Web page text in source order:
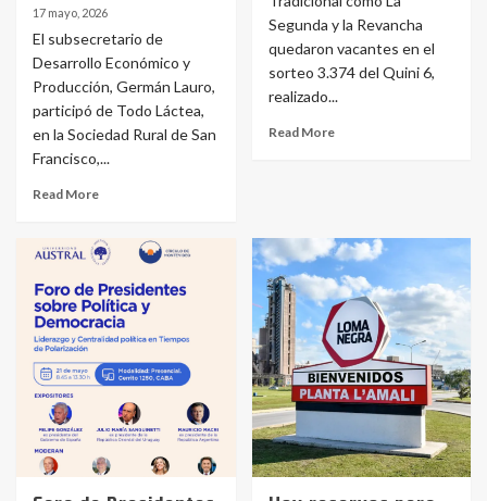
17 mayo, 2026
El subsecretario de
Desarrollo Económico y
Producción, Germán Lauro,
participó de Todo Láctea,
en la Sociedad Rural de San
Francisco,...
Read More
Segunda y la Revancha
quedaron vacantes en el
sorteo 3.374 del Quini 6,
realizado...
Read More